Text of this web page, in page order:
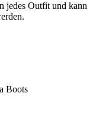
jedes Outfit und kann
Boots